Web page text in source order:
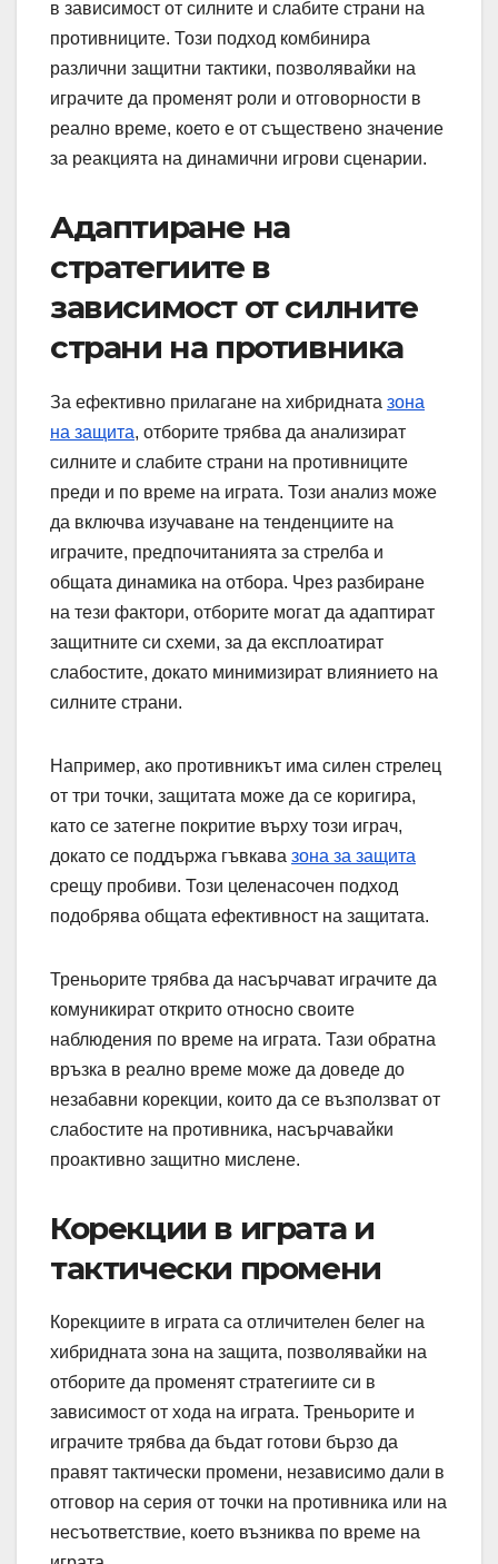
в зависимост от силните и слабите страни на
противниците. Този подход комбинира
различни защитни тактики, позволявайки на
играчите да променят роли и отговорности в
реално време, което е от съществено значение
за реакцията на динамични игрови сценарии.
Адаптиране на
стратегиите в
зависимост от силните
страни на противника
За ефективно прилагане на хибридната зона
на защита, отборите трябва да анализират
силните и слабите страни на противниците
преди и по време на играта. Този анализ може
да включва изучаване на тенденциите на
играчите, предпочитанията за стрелба и
общата динамика на отбора. Чрез разбиране
на тези фактори, отборите могат да адаптират
защитните си схеми, за да експлоатират
слабостите, докато минимизират влиянието на
силните страни.
Например, ако противникът има силен стрелец
от три точки, защитата може да се коригира,
като се затегне покритие върху този играч,
докато се поддържа гъвкава зона за защита
срещу пробиви. Този целенасочен подход
подобрява общата ефективност на защитата.
Треньорите трябва да насърчават играчите да
комуникират открито относно своите
наблюдения по време на играта. Тази обратна
връзка в реално време може да доведе до
незабавни корекции, които да се възползват от
слабостите на противника, насърчавайки
проактивно защитно мислене.
Корекции в играта и
тактически промени
Корекциите в играта са отличителен белег на
хибридната зона на защита, позволявайки на
отборите да променят стратегиите си в
зависимост от хода на играта. Треньорите и
играчите трябва да бъдат готови бързо да
правят тактически промени, независимо дали в
отговор на серия от точки на противника или на
несъответствие, което възниква по време на